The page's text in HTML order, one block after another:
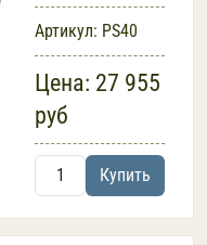
Артикул: PS40
Цена: 27 955
руб
Купить